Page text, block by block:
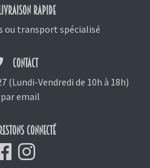
LIVRAISON RAPIDE
ou transport spécialisé
CONTACT
(Lundi-Vendredi de 10h à 18h)
par email
CONNECTÉ